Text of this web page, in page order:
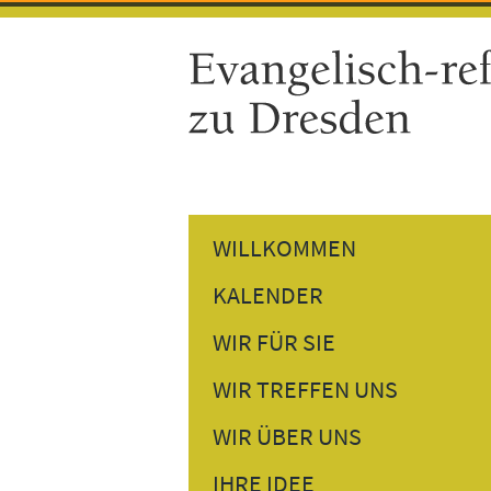
WILLKOMMEN
KALENDER
GOTTESDIENSTE
GEMEINDETERMINE
WIR FÜR SIE
PREDIGTEN NACHHÖREN
PERSÖNLICHES GESPRÄCH
WIR TREFFEN UNS
DONNERSTAGSTREFF
GESPRÄCH AM NACHMITTAG
WIR ÜBER UNS
UNSER PFARRER
IHRE IDEE